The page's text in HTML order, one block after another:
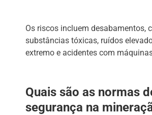
Os riscos incluem desabamentos,
substâncias tóxicas, ruídos
extremo e acidentes com
Quais são as normas
segurança na